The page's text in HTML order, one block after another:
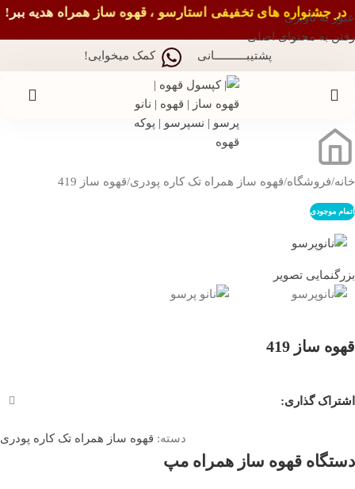
عبور به ناوبری
رفتن به محتوای اصلی
در جشنواره های تخفیفی استارسو ، قهوه ساز همراه هدیه ببر!
پشتیبــــــــــانی کمک میخوایی!
خانه فروشگاه قهوه‌ ساز همراه تک کاره پودری قهوه ساز 419
اتمام موجودی
بزرگنمایی تصویر
قهوه ساز 419
اشتراک گذاری:
دسته: قهوه‌ ساز همراه تک کاره پودری
دستگاه قهوه ساز همراه مپ